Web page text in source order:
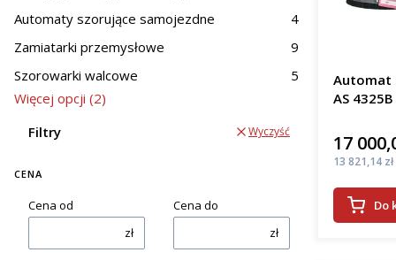
Automaty szorujące samojezdne
4
Zamiatarki przemysłowe
9
Szorowarki walcowe
5
Więcej opcji (2)
Filtry
Wyczyść
CENA
Cena od
zł
Cena do
zł
woj.
Automat
AS 4325B
Cena
17
Cena
13 821,14 zł
Do